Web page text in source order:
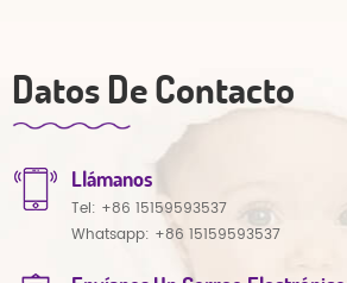
Datos De Contacto
Llámanos
Tel: +86 15159593537
Whatsapp: +86 15159593537